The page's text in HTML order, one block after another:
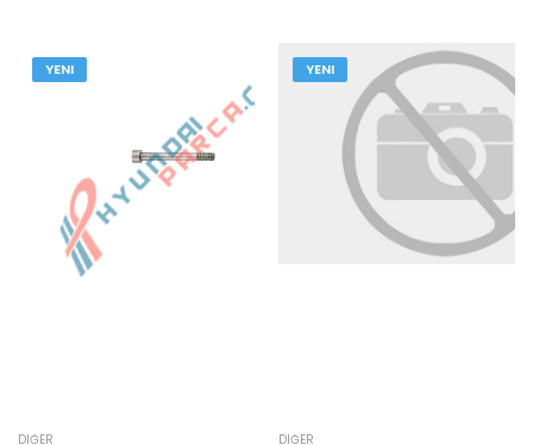
YENI
DIĞER
YENI
DIĞER